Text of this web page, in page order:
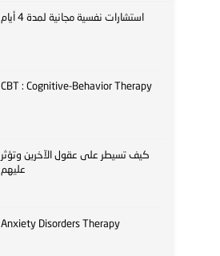
استشارات نفسية مجانية لمدة 4 أيام
CBT : Cognitive-Behavior Therapy
كيف تسيطر على عقول الآخرين وتؤثر
عليهم
Anxiety Disorders Therapy